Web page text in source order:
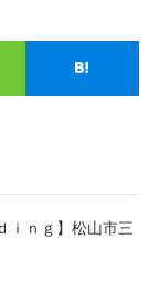
ｉｎｇ】松山市三